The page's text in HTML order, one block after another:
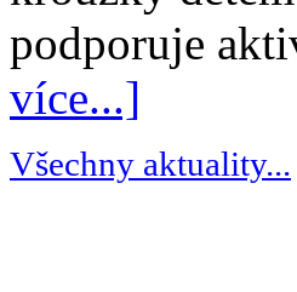
podporuje
více...]
Všechny aktuality...